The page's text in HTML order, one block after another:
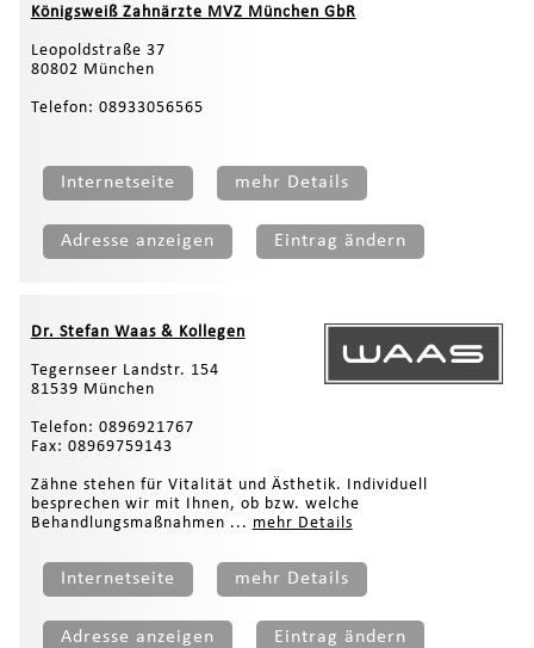
Königsweiß Zahnärzte MVZ München GbR
Leopoldstraße 37
80802 München
Telefon: 08933056565
Internetseite mehr Details
Adresse anzeigen Eintrag ändern
Dr. Stefan Waas & Kollegen
Tegernseer Landstr. 154
81539 München
Telefon: 0896921767
Fax: 08969759143
Zähne stehen für Vitalität und Ästhetik. Individuell
besprechen wir mit Ihnen, ob bzw. welche
Behandlungsmaßnahmen ... mehr Details
Internetseite mehr Details
Adresse anzeigen Eintrag ändern